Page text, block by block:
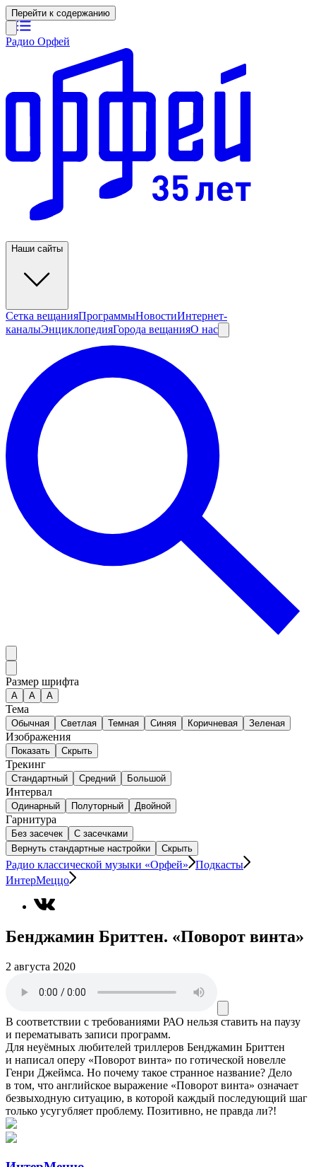
Перейти к содержанию
Радио Орфей
Наши сайты
Сетка вещанияПрограммыНовостиИнтернет-
каналыЭнциклопедияГорода вещанияО нас
Размер шрифта
А A A
Тема
Обычная Светлая Темная Синяя Коричневая Зеленая
Изображения
Показать Скрыть
Трекинг
Стандартный Средний Большой
Интервал
Одинарный Полуторный Двойной
Гарнитура
Без засечек
С засечками
Вернуть стандартные настройки
Скрыть
Радио классической музыки «Орфей»
Подкасты
ИнтерМеццо
Бенджамин Бриттен. «Поворот винта»
2 августа 2020
В соответствии с требованиями РАО нельзя ставить на паузу
и перематывать записи программ.
Для неуёмных любителей триллеров Бенджамин Бриттен
и написал оперу «Поворот винта» по готической новелле
Генри Джеймса. Но почему такое странное название? Дело
в том, что английское выражение «Поворот винта» означает
безвыходную ситуацию, в которой каждый последующий шаг
только усугубляет проблему. Позитивно, не правда ли?!